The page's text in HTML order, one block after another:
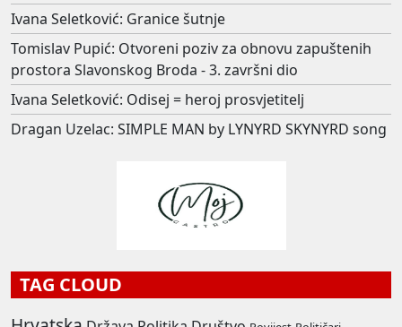
Ivana Seletković: Granice šutnje
Tomislav Pupić: Otvoreni poziv za obnovu zapuštenih
prostora Slavonskog Broda - 3. završni dio
Ivana Seletković: Odisej = heroj prosvjetitelj
Dragan Uzelac: SIMPLE MAN by LYNYRD SKYNYRD song
TAG CLOUD